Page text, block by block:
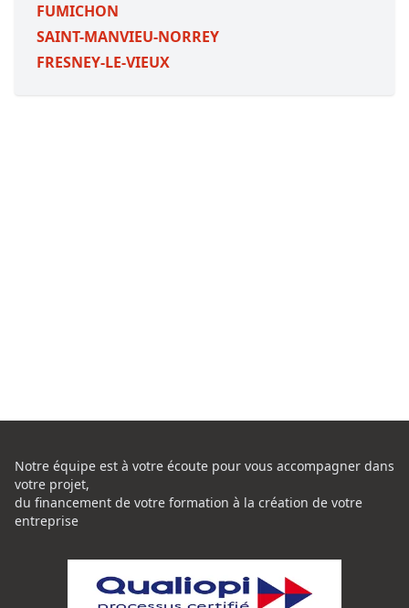
FUMICHON
SAINT-MANVIEU-NORREY
FRESNEY-LE-VIEUX
Notre équipe est à votre écoute pour vous accompagner dans
votre projet,
du financement de votre formation à la création de votre
entreprise